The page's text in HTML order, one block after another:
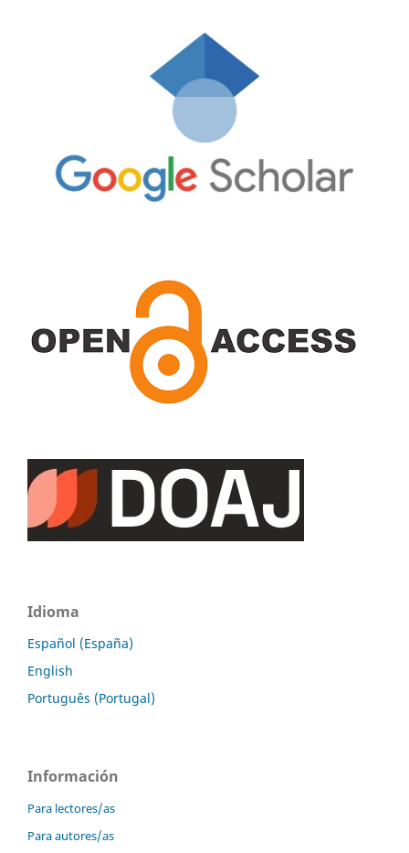
Idioma
Español (España)
English
Português (Portugal)
Información
Para lectores/as
Para autores/as